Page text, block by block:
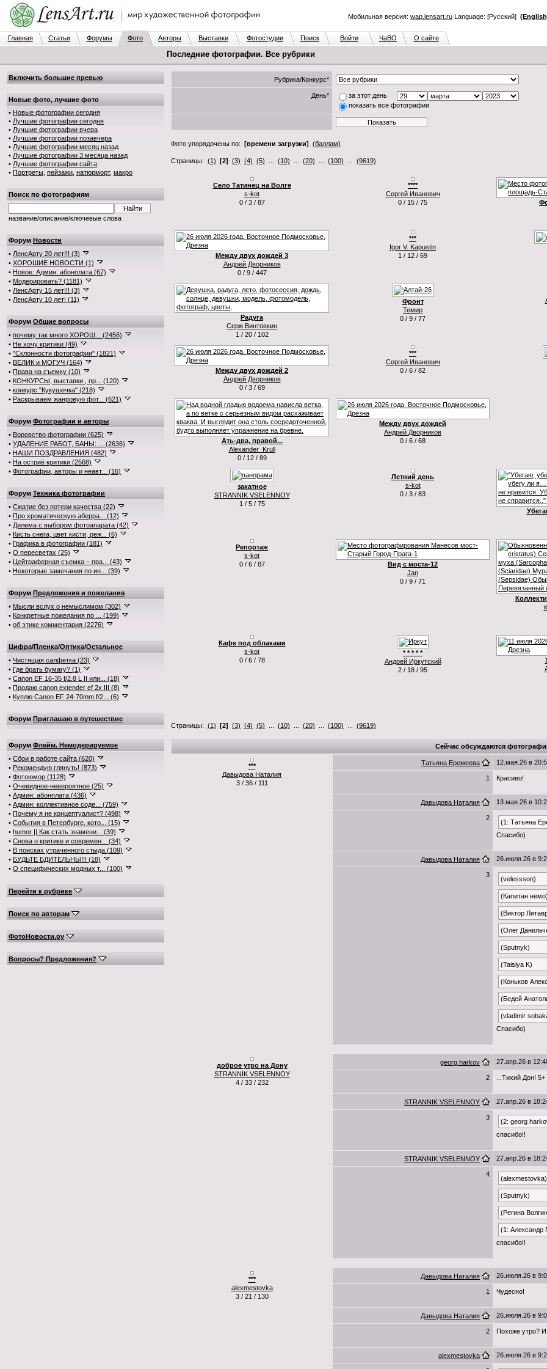
Мобильная версия: wap.lensart.ru Language: [Русский]
Главная Статьи Форумы Фото Авторы Выставки Фотостудии Поиск Войти ЧаВО О сайте
Последние фотографии. Все рубрики
Включить большие превью
Новые фото, лучшие фото
• Новые фотографии сегодня
• Лучшие фотографии сегодня
• Лучшие фотографии вчера
• Лучшие фотографии позавчера
• Лучшие фотографии месяц назад
• Лучшие фотографии 3 месяца назад
• Лучшие фотографии сайта:
• Портреты пейзажи натюрморт, макро
Поиск по фотографиям
название/описание/ключевые слова
Форум Новости
• ЛенсАрту 20 лет!!! (3)
• ХОРОШИЕ НОВОСТИ (1)
• Новое: Админ: абонплата (67)
• Модерировать? (1181)
• ЛенсАрту 15 лет!!! (3)
• ЛенсАрту 10 лет! (11)
Форум Общие вопросы
• почему так много ХОРОШ... (2456)
• Не хочу критики (49)
• "Склонности фотографии" (1821)
• ВЕЛИК и МОГУЧ (164)
• Права на съемку (10)
• КОНКУРСЫ, выставки , пр... (120)
• конкурс "Кукушечка" (218)
• Раскрываем жанровую фот... (621)
Форум Фотографии и авторы
• Воровство фотографии (625)
• УДАЛЕНИЕ РАБОТ, БАНЫ: ... (2636)
• НАШИ ПОЗДРАВЛЕНИЯ (482)
• На остриё критики (2568)
• Фотографии, авторы и неавт... (16)
Форум Техника фотографии
• Сжатие без потери качества (22)
• Про хроматическую аберра... (12)
• Дилема с выбором фотоапарата (42)
• Кисть снега, цвет кисти, реж... (6)
• Графика в фотографии (181)
• О пересветах (25)
• Цейтраферная съемка – пра... (43)
• Некоторые замечания по ин... (39)
Форум Предложения и пожелания
• Мысли вслух о немыслимом (302)
• Конкретные пожелания по ... (199)
• об этике комментария (2276)
Цифра/Пленка/Оптика/Остальное
• Чистящая салфетка (23)
• Где брать бумагу? (1)
• Canon EF 16-35 f/2.8 L II или... (18)
• Продаю canon extender ef 2x III (8)
• Куплю Canon EF 24-70mm f/2... (6)
Форум Приглашаю в путешествие
Форум Флейм. Немодерируемое
• Сбои в работе сайта (620)
• Рекомендую глянуть! (873)
• Фотоюмор (1128)
• Очевидное-невероятное (25)
• Админ: абонплата (436)
• Админ: коллективное соде... (759)
• Почему я не концептуалист? (498)
• События в Петербурге, кото... (15)
• humor || Как стать знамени... (39)
• Снова о критике и современ... (34)
• В поисках утраченного стыда (109)
• БУДЬТЕ БДИТЕЛЬНЫ!!! (18)
• О специфических модных т... (100)
Перейти к рубрике
Поиск по авторам
ФотоНовости.ру
Вопросы? Предложения?
Рубрика/Конкурс*
День*
за этот день
показать все фотографии
Фото упорядочены по: [времени загрузки] (баллам)
Страницы: (1) [2] (3) (4) (5) (10) (20) (100) (9619)
Село Татинец на Волге
s-kot
0 / 3 / 87
****
Сергей Иванович
0 / 15 / 75
Между двух дождей 3
Андрей Дворников
0 / 9 / 447
***
Igor V. Kapustin
1 / 12 / 69
Радуга
Серж Винтовкин
1 / 20 / 102
Фронт
Темир
0 / 9 / 77
Между двух дождей 2
Андрей Дворников
0 / 3 / 69
***
Сергей Иванович
0 / 6 / 82
Ать-два, правой...
Alexander_Krull
0 / 12 / 89
Между двух дождей
Андрей Дворников
0 / 6 / 68
закатное
STRANNIK VSELENNOY
1 / 5 / 75
Летний день
s-kot
0 / 3 / 83
Репортаж
s-kot
0 / 6 / 87
Вид с моста-12
Jan
0 / 9 / 71
Кафе под облаками
s-kot
0 / 6 / 78
* * * * *
Андрей Иркутский
2 / 18 / 95
Страницы: (1) [2] (3) (4) (5) (10) (20) (100) (9619)
Сейчас обсуждаются
***
Давыдова Наталия
3 / 36 / 111
Татьяна Еремеева 12.мая.26 в
1 Красиво!
Давыдова Наталия 13.мая.26 в
2
(1: Татьяна
Спасибо)
Давыдова Наталия 26.июля.26 в
3
(velessson)
(Капитан немо)
(Виктор
(Олег
(Sputnyk)
(Taisiya K)
(Коньков
(Бедей
(vladimir
Спасибо)
доброе утро на Дону
STRANNIK VSELENNOY
4 / 33 / 232
georg harkov 27.апр.26 в
2 ...Тихий Дон! 5+
STRANNIK VSELENNOY 27.апр.26 в
3
(2: georg
спасибо!!
STRANNIK VSELENNOY 27.апр.26 в
4
(alexmestovka)
(Sputnyk)
(Регина
(1: Александр
спасибо!!
***
alexmestovka
3 / 21 / 130
Давыдова Наталия 26.июля.26 в
1 Чудесно!
Давыдова Наталия 26.июля.26 в
2 Похоже утро?
alexmestovka 26.июля.26 в